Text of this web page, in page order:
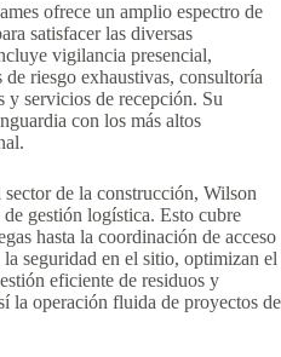
ofrece un amplio espectro de
satisfacer las diversas
vigilancia presencial,
riesgo exhaustivas, consultoría
y servicios de recepción. Su
con los más altos
sector de la construcción, Wilson
gestión logística. Esto cubre
hasta la coordinación de acceso
seguridad en el sitio, optimizan el
eficiente de residuos y
la operación fluida de proyectos de